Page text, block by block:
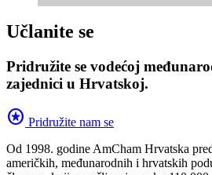
Učlanite se
Pridružite se vodećoj
zajednici u Hrvatskoj.
stars Pridružite nam se
Od 1998. godine AmCham Hrvatska
američkih, međunarodnih i hrvatskih